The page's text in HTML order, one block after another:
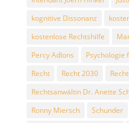
kognitive Dissonanz
kostenlose Rechtshilfe
Percy Adlons
Psychologie
Recht
Recht 2030
Rechtsanwältin Dr. Anette
Ronny Miersch
Schunder